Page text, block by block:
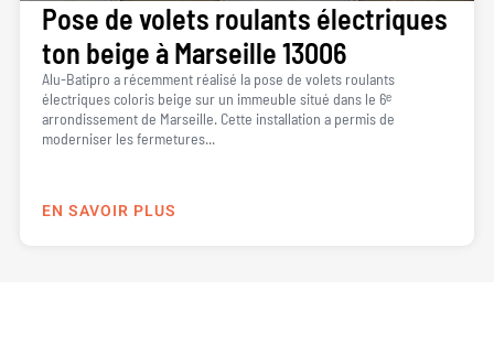
Pose de volets roulants électriques
ton beige à Marseille 13006
Alu-Batipro a récemment réalisé la pose de volets roulants
électriques coloris beige sur un immeuble situé dans le 6ᵉ
arrondissement de Marseille. Cette installation a permis de
moderniser les fermetures...
EN SAVOIR PLUS